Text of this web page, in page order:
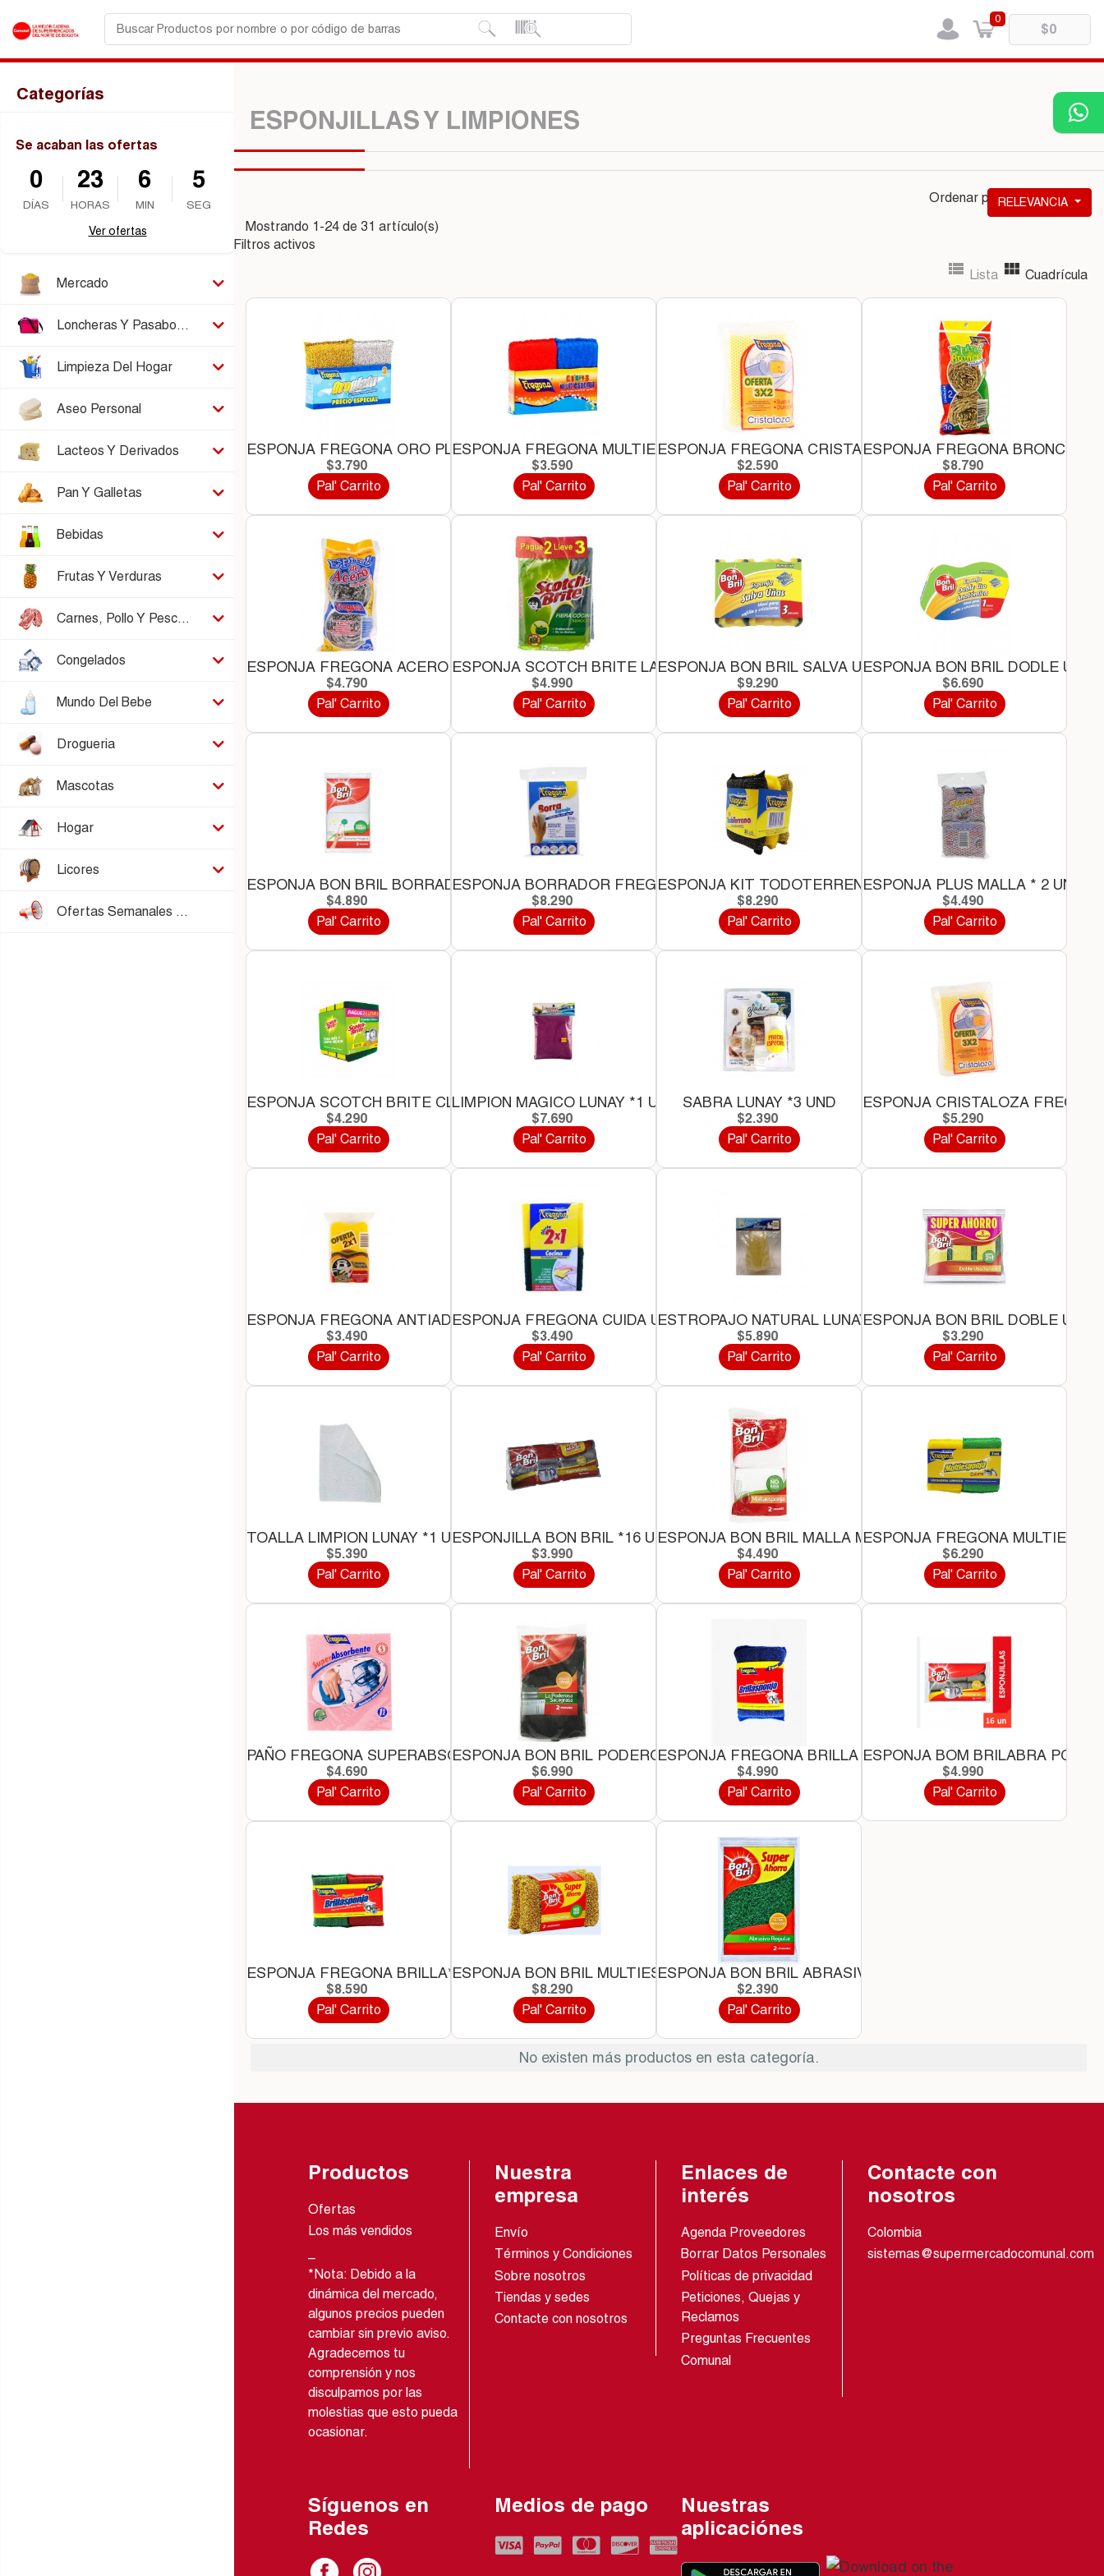
0
Categorías
Se acaban las ofertas
0
DÍAS
23
HORAS
6
MIN
4
SEG
Ver ofertas
Mercado
Loncheras Y Pasabocas
Limpieza Del Hogar
Aseo Personal
Lacteos Y Derivados
Pan Y Galletas
Bebidas
Frutas Y Verduras
Carnes, Pollo Y Pescado
Congelados
Mundo Del Bebe
Drogueria
Mascotas
Hogar
Licores
Ofertas Semanales Barrancas
ESPONJILLAS Y LIMPIONES
Ordenar por:RELEVANCIA
Mostrando 1-24 de 31 artículo(s)
Filtros activos
 Cuadrícula
 Lista
ESPONJA FREGONA ORO PLATA*1 UND
$3.790
Pal' Carrito
ESPONJA FREGONA MULTIESPONJA...
$3.590
Pal' Carrito
ESPONJA FREGONA CRISTALOZA SUAVE
$2.590
Pal' Carrito
ESPONJA FREGONA BRONCE * 2
$8.790
Pal' Carrito
ESPONJA FREGONA ACERO *2 UND
$4.790
Pal' Carrito
ESPONJA SCOTCH BRITE LA MAQUINA...
$4.990
Pal' Carrito
ESPONJA BON BRIL SALVA UÑAS *3 UND
$9.290
Pal' Carrito
ESPONJA BON BRIL DODLE
$6.690
Pal' Carrito
ESPONJA BON BRIL BORRADOR*1 UND
$4.890
Pal' Carrito
ESPONJA BORRADOR FREGONA*2 UNI
$8.290
Pal' Carrito
ESPONJA KIT TODOTERRENO *3 UND
$8.290
Pal' Carrito
ESPONJA PLUS MALLA * 2 UND
$4.490
Pal' Carrito
ESPONJA SCOTCH BRITE CLASICA *3 UND
$4.290
Pal' Carrito
LIMPION MAGICO LUNAY *1 UND
$7.690
Pal' Carrito
SABRA LUNAY *3 UND
$2.390
Pal' Carrito
ESPONJA CRISTALOZA
$5.290
Pal' Carrito
ESPONJA FREGONA ANTIADHERENTE *2...
$3.490
Pal' Carrito
ESPONJA FREGONA CUIDA UÑAS *2 UND
$3.490
Pal' Carrito
ESTROPAJO NATURAL LUNAY *1 UND
$5.890
Pal' Carrito
ESPONJA BON BRIL DOBLE USO...
$3.290
Pal' Carrito
TOALLA LIMPION LUNAY *1 UND
$5.390
Pal' Carrito
ESPONJILLA BON BRIL *16 UND
$3.990
Pal' Carrito
ESPONJA BON BRIL MALLA MULTIUSO...
$4.490
Pal' Carrito
ESPONJA FREGONA
$6.290
Pal' Carrito
PAÑO FREGONA SUPERABSORBENTE*1UND
$4.690
Pal' Carrito
ESPONJA BON BRIL PODEROSA*2 UND
$6.990
Pal' Carrito
ESPONJA FREGONA BRILLA *1 UND
$4.990
Pal' Carrito
ESPONJA BOM BRILABRA PG*12
$4.990
Pal' Carrito
ESPONJA FREGONA BRILLA*2 UND
$8.590
Pal' Carrito
ESPONJA BON BRIL MULTIESPONJA *2...
$8.290
Pal' Carrito
ESPONJA BON BRIL ABRASIVO *2 UND
$2.390
Pal' Carrito
No existen más productos en esta categoría.
Productos
Ofertas
Los más vendidos
*Nota: Debido a la
dinámica del mercado,
algunos precios pueden
cambiar sin previo aviso.
Agradecemos tu
comprensión y nos
disculpamos por las
molestias que esto pueda
ocasionar.
Nuestra
empresa
Envío
Términos y Condiciones
Sobre nosotros
Tiendas y sedes
Contacte con nosotros
Enlaces de
interés
Agenda Proveedores
Borrar Datos Personales
Políticas de privacidad
Peticiones, Quejas y
Reclamos
Preguntas Frecuentes
Comunal
Contacte con
nosotros
Colombia
sistemas@supermercadocomunal.com
Síguenos en
Redes
Medios de pago
Nuestras
aplicaciónes